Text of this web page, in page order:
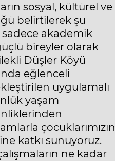
sosyal, kültürel ve
belirtilerek şu
sadece akademik
bireyler olarak
Düşler Köyü
eğlenceli
uygulamalı
yaşam
çocuklarımızın
katkı sunuyoruz.
ne kadar